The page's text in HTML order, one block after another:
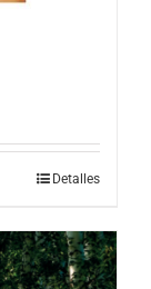
Detalles